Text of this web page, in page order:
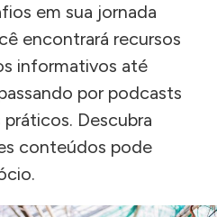
em sua jornada
encontrará recursos
informativos até
por podcasts
Descubra
conteúdos pode